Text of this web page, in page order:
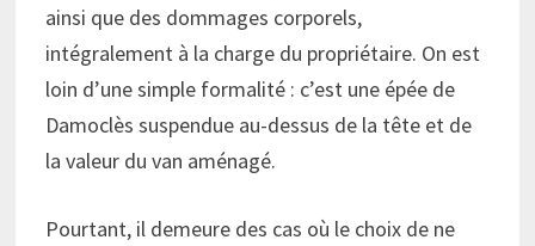
ainsi que des dommages corporels,
intégralement à la charge du propriétaire. On est
loin d’une simple formalité : c’est une épée de
Damoclès suspendue au-dessus de la tête et de
la valeur du van aménagé.
Pourtant, il demeure des cas où le choix de ne